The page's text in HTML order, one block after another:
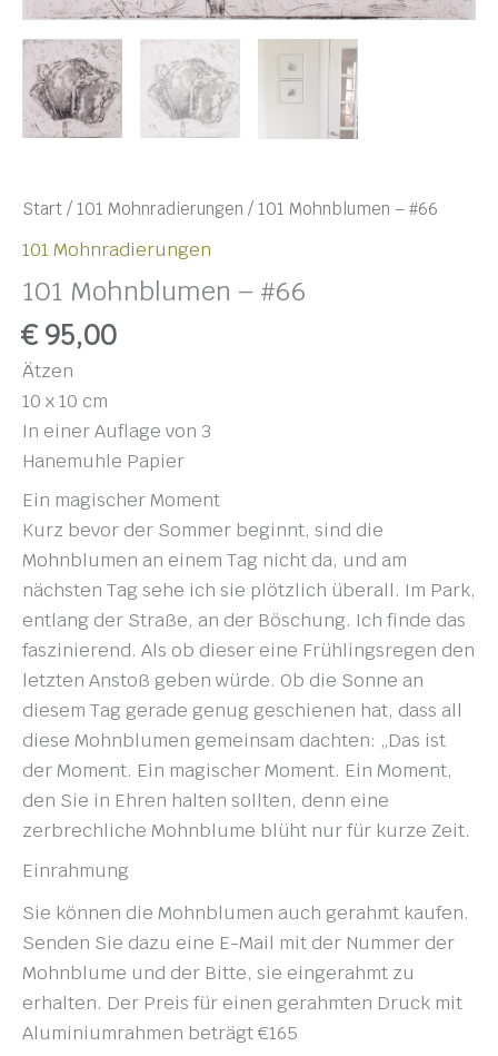
Start / 101 Mohnradierungen / 101 Mohnblumen – #66
101 Mohnradierungen
101 Mohnblumen – #66
€ 95,00
Ätzen
10 x 10 cm
In einer Auflage von 3
Hanemuhle Papier
Ein magischer Moment
Kurz bevor der Sommer beginnt, sind die
Mohnblumen an einem Tag nicht da, und am
nächsten Tag sehe ich sie plötzlich überall. Im Park,
entlang der Straße, an der Böschung. Ich finde das
faszinierend. Als ob dieser eine Frühlingsregen den
letzten Anstoß geben würde. Ob die Sonne an
diesem Tag gerade genug geschienen hat, dass all
diese Mohnblumen gemeinsam dachten: „Das ist
der Moment. Ein magischer Moment. Ein Moment,
den Sie in Ehren halten sollten, denn eine
zerbrechliche Mohnblume blüht nur für kurze Zeit.
Einrahmung
Sie können die Mohnblumen auch gerahmt kaufen.
Senden Sie dazu eine E-Mail mit der Nummer der
Mohnblume und der Bitte, sie eingerahmt zu
erhalten. Der Preis für einen gerahmten Druck mit
Aluminiumrahmen beträgt €165